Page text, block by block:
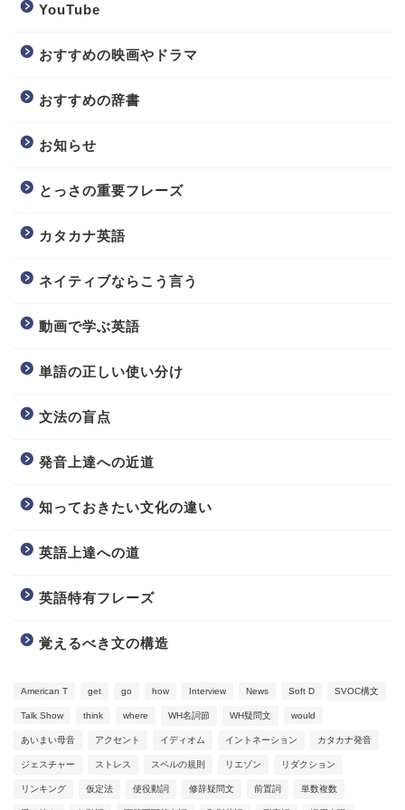
YouTube
おすすめの映画やドラマ
おすすめの辞書
お知らせ
とっさの重要フレーズ
カタカナ英語
ネイティブならこう言う
動画で学ぶ英語
単語の正しい使い分け
文法の盲点
発音上達への近道
知っておきたい文化の違い
英語上達への道
英語特有フレーズ
覚えるべき文の構造
American T get go how Interview News Soft D SVOC構文
Talk Show think where WH名詞節 WH疑問文 would
あいまい母音 アクセント イディオム イントネーション カタカナ発音
ジェスチャー ストレス スペルの規則 リエゾン リダクション
リンキング 仮定法 使役動詞 修辞疑問文 前置詞 単数複数
Video Learning
Blog